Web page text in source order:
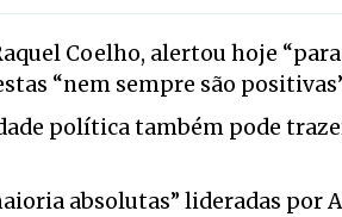
Coelho, alertou hoje
“nem sempre são
política também pode
absolutas” lideradas por